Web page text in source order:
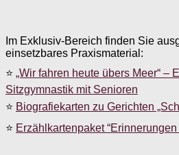
Im Exklusiv-Bereich finden Sie
einsetzbares Praxismaterial:
⭐ „Wir fahren heute übers Meer“ –
Sitzgymnastik mit Senioren
⭐ Biografiekarten zu Gerichten
⭐ Erzählkartenpaket